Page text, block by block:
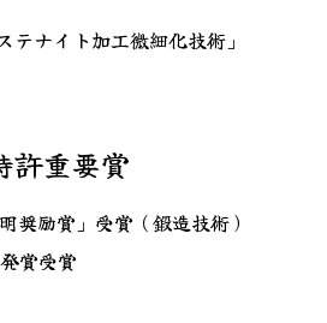
ナイト加工微細化技術」
許重要賞
励賞」受賞（鍛造技術）
賞受賞